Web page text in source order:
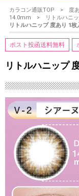
カラコン通販TOP 度
14.0mm
リトルハニ
リトルハニップ 度あり 1
ポスト投函送料無料
リトルハニップ